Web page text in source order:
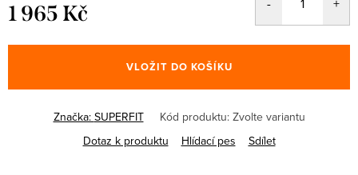
1 965 Kč
cena:
VLOŽIT DO KOŠÍKU
Značka: SUPERFIT Kód produktu: Zvolte variantu
Dotaz k produktu
Hlídací pes Sdílet